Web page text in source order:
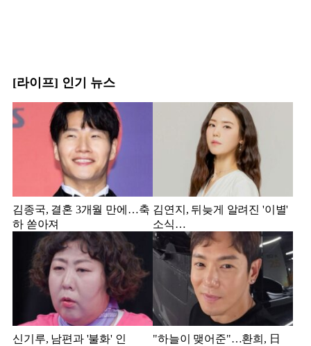
[라이프] 인기 뉴스
김종국, 결혼 3개월 만에…축
하 쏟아져
김연지, 뒤늦게 알려진 '이별'
소식…
신기루, 남편과 '불화' 인
"하늘이 맺어준"…환희, 日